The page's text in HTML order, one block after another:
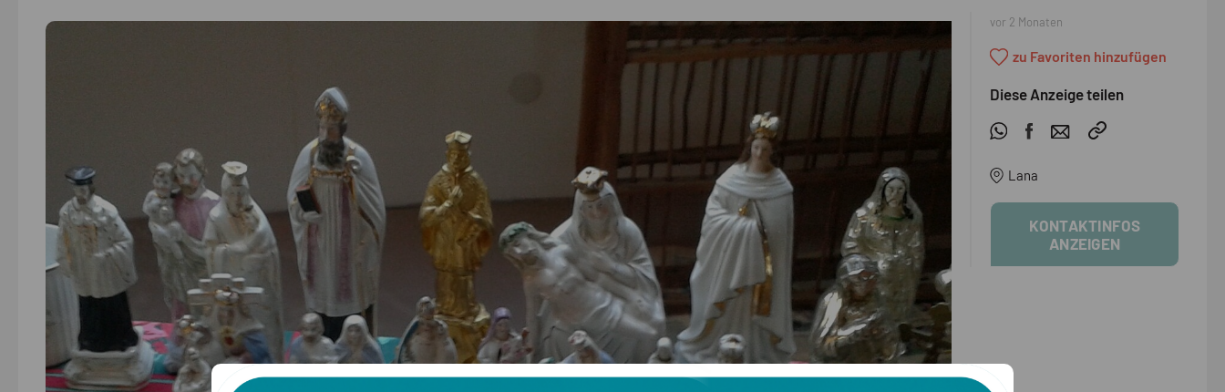
vor 2 Monaten
zu Favoriten hinzufügen
Diese Anzeige teilen
Lana
KONTAKTINFOS
ANZEIGEN